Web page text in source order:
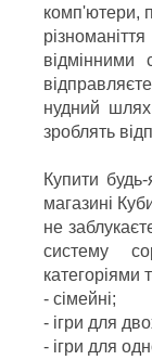
комп'ютери,
відмінними
нудний
зроблять
Купити
магазині
не
систему
категоріями
- сімейні;
- ігри для
- ігри для